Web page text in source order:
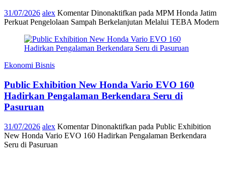
31/07/2026 alex Komentar Dinonaktifkan pada MPM Honda Jatim
Perkuat Pengelolaan Sampah Berkelanjutan Melalui TEBA Modern
Ekonomi Bisnis
Public Exhibition New Honda Vario EVO 160
Hadirkan Pengalaman Berkendara Seru di
Pasuruan
31/07/2026 alex Komentar Dinonaktifkan pada Public Exhibition
New Honda Vario EVO 160 Hadirkan Pengalaman Berkendara
Seru di Pasuruan